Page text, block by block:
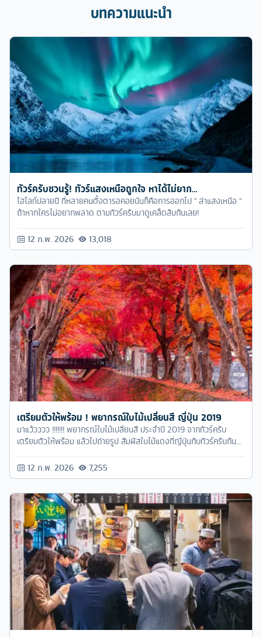
บทความแนะนำ
ทัวร์ครับชวนรู้! ทัวร์แสงเหนือถูกใจ หาได้ไม่ยาก…
ไฮไลท์ปลายปี ที่หลายคนตั้งตารอคอยนั่นก็คือการออกไป " ล่าแสงเหนือ "
ถ้าหากใครไม่อยากพลาด ตามทัวร์ครับมาดูเคล็ดลับกันเลย!
12 ก.พ. 2026 13,018
เตรียมตัวให้พร้อม ! พยากรณ์ใบไม้เปลี่ยนสี ญี่ปุ่น 2019
มาแว้วววว !!!!!!! พยากรณ์ใบไม้เปลี่ยนสี ประจำปี 2019 จากทัวร์ครับ
เตรียมตัวให้พร้อม แล้วไปถ่ายรูป สัมผัสใบไม้แดงที่ญี่ปุ่นกับทัวร์ครับกันดี
12 ก.พ. 2026 7,255